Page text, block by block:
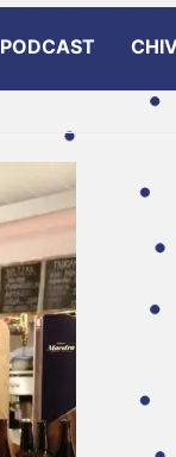
PODCAST